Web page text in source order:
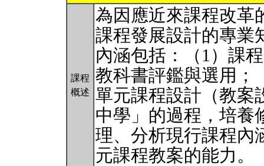
課程
概述
為因應近來課程改革
課程發展設計的專業
內涵包括：（1）課
教科書評鑑與選用；
單元課程設計（教案
中學」的過程，培養
理、分析現行課程內
元課程教案的能力。